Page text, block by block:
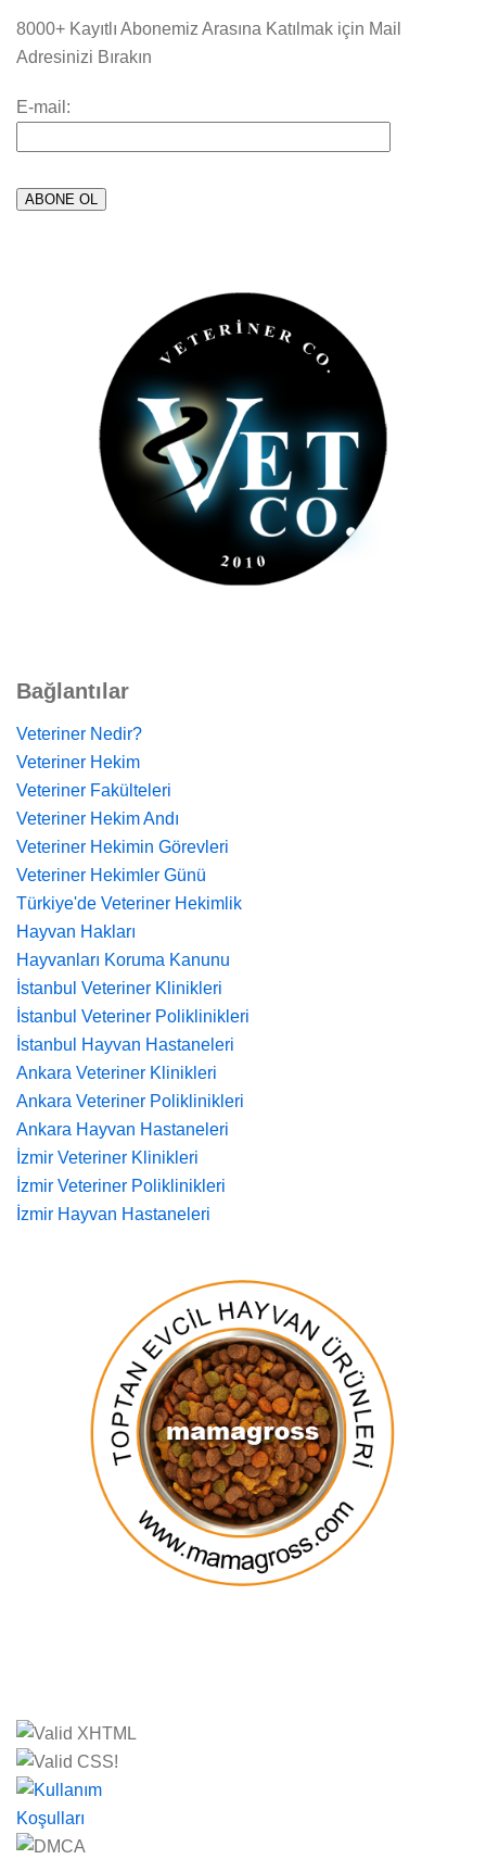
8000+ Kayıtlı Abonemiz Arasına Katılmak için Mail
Adresinizi Bırakın
E-mail:
Bağlantılar
Veteriner Nedir?
Veteriner Hekim
Veteriner Fakülteleri
Veteriner Hekim Andı
Veteriner Hekimin Görevleri
Veteriner Hekimler Günü
Türkiye'de Veteriner Hekimlik
Hayvan Hakları
Hayvanları Koruma Kanunu
İstanbul Veteriner Klinikleri
İstanbul Veteriner Poliklinikleri
İstanbul Hayvan Hastaneleri
Ankara Veteriner Klinikleri
Ankara Veteriner Poliklinikleri
Ankara Hayvan Hastaneleri
İzmir Veteriner Klinikleri
İzmir Veteriner Poliklinikleri
İzmir Hayvan Hastaneleri